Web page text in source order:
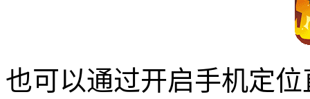
也可以通过开启手机定